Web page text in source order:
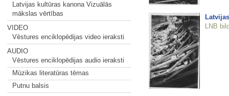
Latvijas kultūras kanona Vizuālās
mākslas vērtības
VIDEO
Vēstures enciklopēdijas video ieraksti
AUDIO
Vēstures enciklopēdijas audio ieraksti
Mūzikas literatūras tēmas
Putnu balsis
LNB